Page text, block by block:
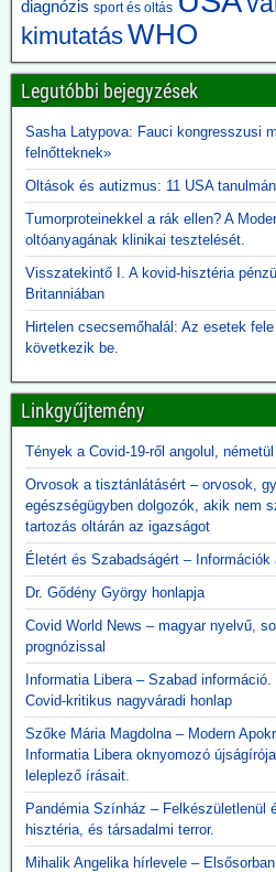
A CDC és az Amerikai
kritériumokat – most már gyakran 60
amelyek nem feleltek meg az új
be.
2026.06.10.
beszüntette, Rubio
a Gavi finanszírozását
Egy évvel ezelőtt Robert F.
visszavonta a Gavi számára
amerikai támogatást, hivatkozva a
hozható gyermekhalálesetekre.
Kennedy arra kérte a Gavi-t, hogy
igazolja azt a 8 milliárd dollárt,
finanszírozásként”.
ebola-esetekre tekintettel -
közbizalom Gavi általi
2026.06.09. 24.hu: A 300
használhatatlan
2,3 milliárdba került
A kormány felülvizsgálja a
lélegeztetőgépek ügyét. A járvány
értékben szerzett be gépeket az
hogy a szakmai szervezetek
ember ennyi gép üzemeltetésére. A
kötött szerződéseket, a vizsgálatot
folytatja majd le, azonnali hatállyal.
A használhatatlan lélegeztetőgépek
került: több mint 2,3 milliárd forint volt
Közzétevő: Teljesen mellékes, hogy
gép üzemeltetésére. A gépek
gyógyítja az influenzás beteget,
Erre több bejegyzésben felhívtuk a
szolgált: a 120 milliárd
gyárkapunál érvényes ár, és a
milliárd között.
A gépek vásárlása emellett
diagnózis sport és oltás
kimutatásWHO
Legutóbbi bejegyzések
Sasha Latypova: Fauci kongresszusi
felnőtteknek»
Oltások és autizmus: 11 USA
Tumorproteinekkel a rák ellen? A
oltóanyagának klinikai tesztelését.
Visszatekintő I. A kovid-hisztéria
Britanniában
Hirtelen csecsemőhalál: Az esetek
következik be.
Linkgyűjtemény
Tények a Covid-19-ről angolul, németül
Orvosok a tisztánlátásért – orvosok,
egészségügyben dolgozók, akik nem
tartozás oltárán az igazságot
Életért és Szabadságért –
Dr. Gődény György honlapja
Covid World News – magyar nyelvű,
prognózissal
Informatia Libera – Szabad
Covid-kritikus nagyváradi honlap
Szőke Mária Magdolna – Modern
Informatia Libera oknyomozó
leleplező írásait.
Pandémia Színház – Felkészületlenül
hisztéria, és társadalmi terror.
Mihalik Angelika hírlevele –